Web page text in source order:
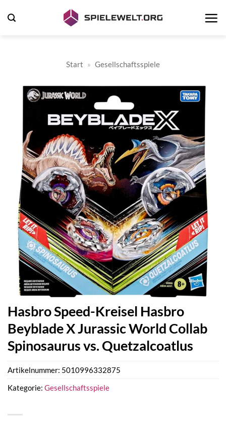
Inhalt
Start » Gesellschaftsspiele
Hasbro Speed-Kreisel Hasbro
Beyblade X Jurassic World Collab
Spinosaurus vs. Quetzalcoatlus
Artikelnummer: 5010996332875
Kategorie: Gesellschaftsspiele